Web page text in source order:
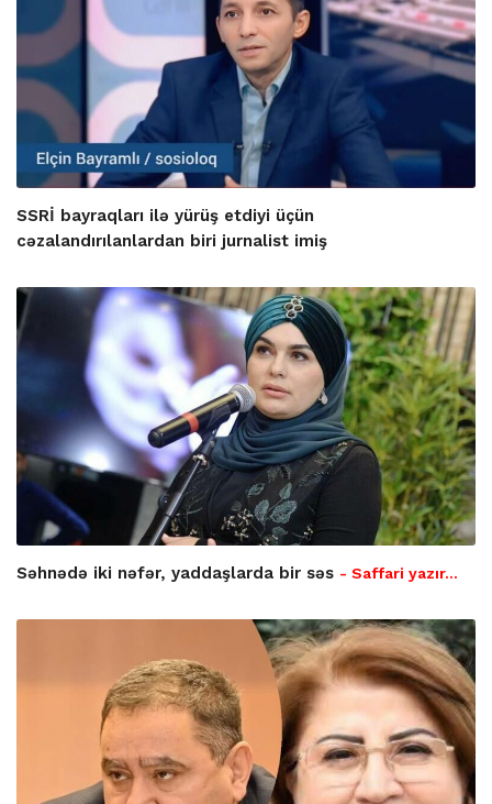
SSRİ bayraqları ilə yürüş etdiyi üçün
cəzalandırılanlardan biri jurnalist imiş
Səhnədə iki nəfər, yaddaşlarda bir səs - Saffari yazır…